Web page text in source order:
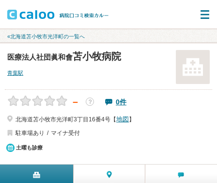
«北海道苫小牧市光洋町の一覧へ
医療法人社団眞和會苫小牧病院
青葉駅
－ ？ 0件
北海道苫小牧市光洋町3丁目16番4号【地図 】
駐車場あり
マイナ受付
土曜も診療